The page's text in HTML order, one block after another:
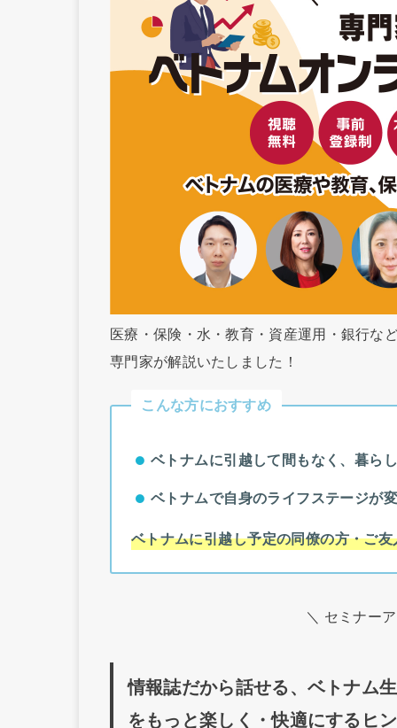
医療・保険・水・教育・資産運用・銀行な
専門家が解説いたしました！
こんな方におすすめ
ベトナムに引越して間もなく、暮ら
ベトナムで自身のライフステージが
ベトナムに引越し予定の同僚の方・ご
＼ セミナー
情報誌だから話せる、ベトナム
をもっと楽しく・快適にするヒ